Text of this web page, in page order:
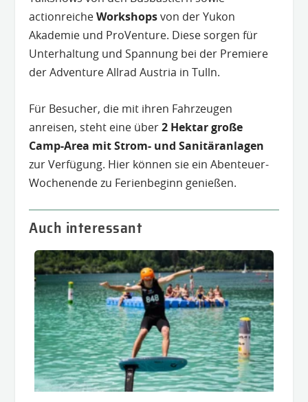
actionreicheWorkshopsvon der Yukon
Akademie und ProVenture. Diese sorgen für
Unterhaltung und Spannung bei der Premiere
der Adventure Allrad Austria in Tulln.
Für Besucher, die mit ihren Fahrzeugen
anreisen, steht eine über2 Hektar große
Camp-Area mit Strom- und Sanitäranlagen
zur Verfügung. Hier können sie ein Abenteuer-
Wochenende zu Ferienbeginn genießen.
Auch interessant